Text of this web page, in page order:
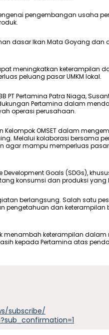
pengembangan usaha
dasar Ikan Mata Goyang dan
meningkatkan keterampilan
peluang pasar UMKM lokal.
PT Pertamina Patra Niaga,
Pertamina dalam
operasi perusahaan.
OMSET dalam
Melalui kolaborasi bersama
agar mampu memperluas
Goals (SDGs),
konsumsi dan produksi
berlangsung. Salah satu
pengetahuan dan keterampilan
menambah keterampilan dalam
kepada Pertamina atas
subscribe/